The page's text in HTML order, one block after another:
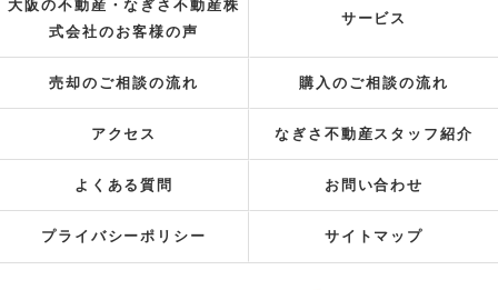
大阪の不動産・なぎさ不動産株
式会社のお客様の声
サービス
売却のご相談の流れ 購入のご相談の流れ
アクセス なぎさ不動産スタッフ紹介
よくある質問 お問い合わせ
プライバシーポリシー サイトマップ